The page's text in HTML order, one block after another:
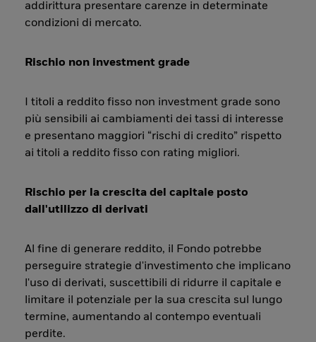
addirittura presentare carenze in determinate
condizioni di mercato.
Rischio non investment grade
I titoli a reddito fisso non investment grade sono
più sensibili ai cambiamenti dei tassi di interesse
e presentano maggiori “rischi di credito” rispetto
ai titoli a reddito fisso con rating migliori.
Rischio per la crescita del capitale posto
dall'utilizzo di derivati
Al fine di generare reddito, il Fondo potrebbe
perseguire strategie d'investimento che implicano
l'uso di derivati, suscettibili di ridurre il capitale e
limitare il potenziale per la sua crescita sul lungo
termine, aumentando al contempo eventuali
perdite.